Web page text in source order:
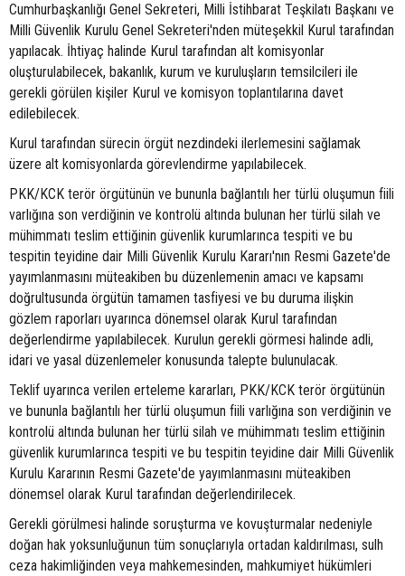
Cumhurbaşkanlığı Genel Sekreteri, Milli İstihbarat Teşkilatı Başkanı ve
Milli Güvenlik Kurulu Genel Sekreteri'nden müteşekkil Kurul tarafından
yapılacak. İhtiyaç halinde Kurul tarafından alt komisyonlar
oluşturulabilecek, bakanlık, kurum ve kuruluşların temsilcileri ile
gerekli görülen kişiler Kurul ve komisyon toplantılarına davet
edilebilecek.
Kurul tarafından sürecin örgüt nezdindeki ilerlemesini sağlamak
üzere alt komisyonlarda görevlendirme yapılabilecek.
PKK/KCK terör örgütünün ve bununla bağlantılı her türlü oluşumun fiili
varlığına son verdiğinin ve kontrolü altında bulunan her türlü silah ve
mühimmatı teslim ettiğinin güvenlik kurumlarınca tespiti ve bu
tespitin teyidine dair Milli Güvenlik Kurulu Kararı'nın Resmi Gazete'de
yayımlanmasını müteakiben bu düzenlemenin amacı ve kapsamı
doğrultusunda örgütün tamamen tasfiyesi ve bu duruma ilişkin
gözlem raporları uyarınca dönemsel olarak Kurul tarafından
değerlendirme yapılabilecek. Kurulun gerekli görmesi halinde adli,
idari ve yasal düzenlemeler konusunda talepte bulunulacak.
Teklif uyarınca verilen erteleme kararları, PKK/KCK terör örgütünün
ve bununla bağlantılı her türlü oluşumun fiili varlığına son verdiğinin ve
kontrolü altında bulunan her türlü silah ve mühimmatı teslim ettiğinin
güvenlik kurumlarınca tespiti ve bu tespitin teyidine dair Milli Güvenlik
Kurulu Kararının Resmi Gazete'de yayımlanmasını müteakiben
dönemsel olarak Kurul tarafından değerlendirilecek.
Gerekli görülmesi halinde soruşturma ve kovuşturmalar nedeniyle
doğan hak yoksunluğunun tüm sonuçlarıyla ortadan kaldırılması, sulh
ceza hakimliğinden veya mahkemesinden, mahkumiyet hükümleri